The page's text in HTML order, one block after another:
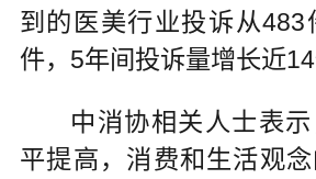
到的医美行业投诉从483
件，5年间投诉量增长近14
中消协相关人士表
平提高，消费和生活观